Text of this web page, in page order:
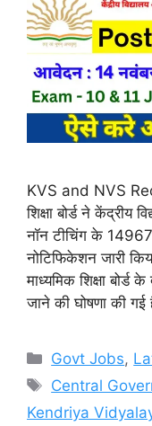
KVS and NVS
शिक्षा बोर्ड ने केंद्रीय
नॉन टीचिंग के 14967
नोटिफिकेशन जारी
माध्यमिक शिक्षा बोर्ड
जाने की घोषणा की
Categories
Govt Jobs,
Tags
Central
Kendriya